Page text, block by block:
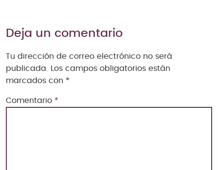
Deja un comentario
Tu dirección de correo electrónico no será
publicada.
Los campos obligatorios están
marcados con *
Comentario *